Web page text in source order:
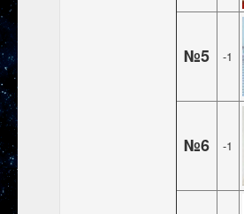
№5 -1
№6 -1